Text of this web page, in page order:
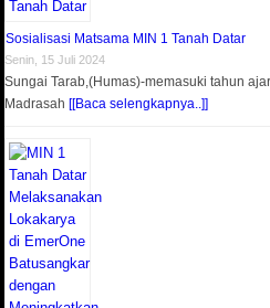
Sosialisasi Matsama MIN 1 Tanah Datar
Senin, 15 Juli 2024
Sungai Tarab,(Humas)-memasuki tahun
Madrasah[[Baca selengkapnya..]]